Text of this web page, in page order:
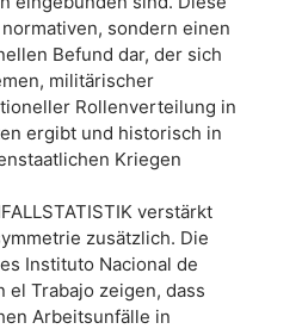
sondern einen
Befund dar, der sich
militärischer
Rollenverteilung in
ergibt und historisch in
Kriegen
verstärkt
zusätzlich. Die
Instituto Nacional de
el Trabajo zeigen, dass
Arbeitsunfälle in